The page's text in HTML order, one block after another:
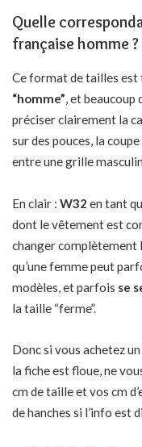
Quelle
française homme ?
Ce format de tailles est
“homme”, et beaucoup
préciser clairement la
sur des pouces, la
entre une grille
En clair : W32 en tant
dont le vêtement est
changer complètement
qu’une femme peut
modèles, et parfois se
la taille “ferme”.
Donc si vous achetez
la fiche est floue, ne
cm de taille et vos cm
de hanches si l’info est